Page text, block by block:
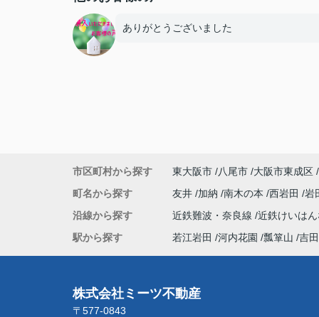
ありがとうございました
市区町村から探す 東大阪市 八尾市 大阪市東成区
町名から探す
友井 加納 南木の本 西岩田 岩
沿線から探す
近鉄難波・奈良線 近鉄けいは
駅から探す
若江岩田 河内花園 瓢箪山 吉田
株式会社ミーツ不動産
〒577-0843